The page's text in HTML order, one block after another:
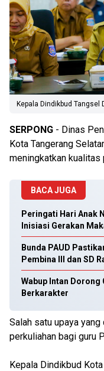
Kepala Dindikbud
SERPONG - Dinas
Kota Tangerang
meningkatkan kualitas
BACA JUGA
Peringati Hari Anak
Inisiasi Gerakan
Bunda PAUD
Pembina III dan SD
Wabup Intan Dorong
Berkarakter
Salah satu upaya
perkuliahan bagi guru
Kepala Dindikbud